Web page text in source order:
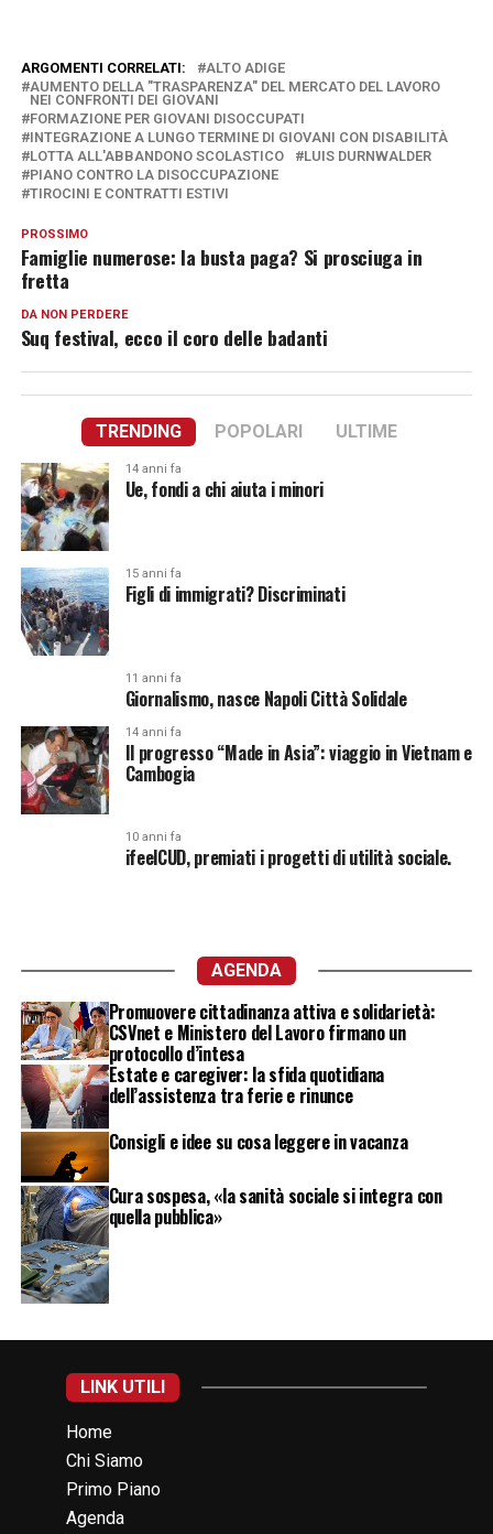
ARGOMENTI CORRELATI:
ALTO ADIGE
AUMENTO DELLA "TRASPARENZA" DEL MERCATO DEL LAVORO
NEI CONFRONTI DEI GIOVANI
FORMAZIONE PER GIOVANI DISOCCUPATI
INTEGRAZIONE A LUNGO TERMINE DI GIOVANI CON DISABILITÀ
LOTTA ALL'ABBANDONO SCOLASTICO
LUIS DURNWALDER
PIANO CONTRO LA DISOCCUPAZIONE
TIROCINI E CONTRATTI ESTIVI
PROSSIMO
Famiglie numerose: la busta paga? Si prosciuga in
fretta
DA NON PERDERE
Suq festival, ecco il coro delle badanti
TRENDING POPOLARI ULTIME
14 anni fa
Ue, fondi a chi aiuta i minori
15 anni fa
Figli di immigrati? Discriminati
11 anni fa
Giornalismo, nasce Napoli Città Solidale
14 anni fa
Il progresso “Made in Asia”: viaggio in Vietnam e
Cambogia
10 anni fa
ifeelCUD, premiati i progetti di utilità sociale.
AGENDA
Promuovere cittadinanza attiva e solidarietà:
CSVnet e Ministero del Lavoro firmano un
protocollo d’intesa
Estate e caregiver: la sfida quotidiana
dell’assistenza tra ferie e rinunce
Consigli e idee su cosa leggere in vacanza
Cura sospesa, «la sanità sociale si integra con
quella pubblica»
LINK UTILI
Home
Chi Siamo
Primo Piano
Agenda